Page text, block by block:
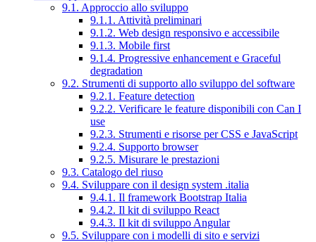
9.1. Approccio allo sviluppo
9.1.1. Attività preliminari
9.1.2. Web design responsivo e accessibile
9.1.3. Mobile first
9.1.4. Progressive enhancement e Graceful
degradation
9.2. Strumenti di supporto allo sviluppo del software
9.2.1. Feature detection
9.2.2. Verificare le feature disponibili con Can I
use
9.2.3. Strumenti e risorse per CSS e JavaScript
9.2.4. Supporto browser
9.2.5. Misurare le prestazioni
9.3. Catalogo del riuso
9.4. Sviluppare con il design system .italia
9.4.1. Il framework Bootstrap Italia
9.4.2. Il kit di sviluppo React
9.4.3. Il kit di sviluppo Angular
9.5. Sviluppare con i modelli di sito e servizi